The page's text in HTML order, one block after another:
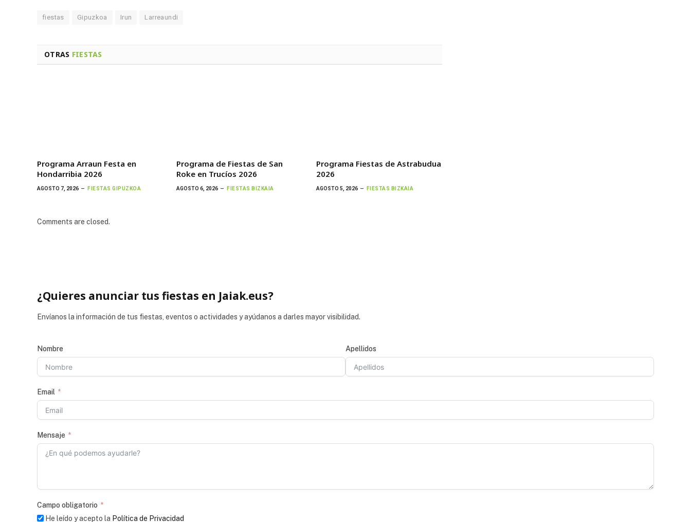
fiestas Gipuzkoa Irun Larreaundi
OTRAS FIESTAS
Programa Arraun Festa en
Hondarribia 2026
AGOSTO 7, 2026 FIESTAS GIPUZKOA
Programa de Fiestas de San
Roke en Trucíos 2026
AGOSTO 6, 2026 FIESTAS BIZKAIA
Programa Fiestas de Astrabudua
2026
AGOSTO 5, 2026 FIESTAS BIZKAIA
Comments are closed.
¿Quieres anunciar tus fiestas en Jaiak.eus?
Envíanos la información de tus fiestas, eventos o actividades y ayúdanos a darles mayor visibilidad.
Nombre Apellidos
Email
Mensaje
Campo obligatorio
He leído y acepto la Política de Privacidad